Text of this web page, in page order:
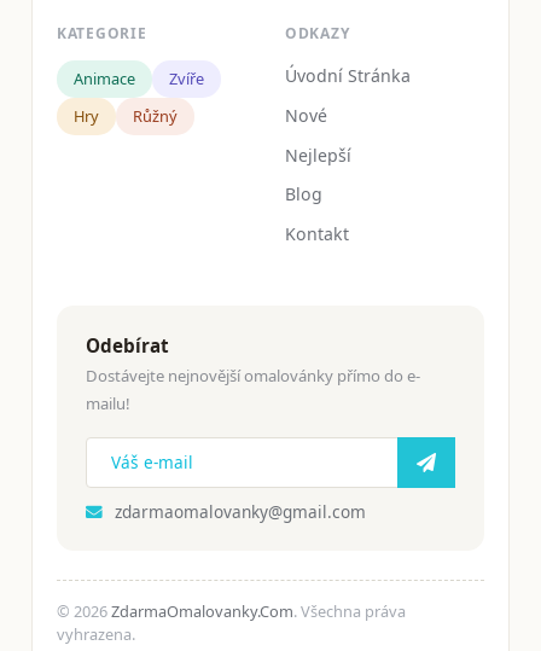
KATEGORIE
Animace
Zvíře
Hry
Růžný
ODKAZY
Úvodní Stránka
Nové
Nejlepší
Blog
Kontakt
Odebírat
Dostávejte nejnovější omalovánky přímo do e-
mailu!
zdarmaomalovanky@gmail.com
© 2026ZdarmaOmalovanky.Com. Všechna práva
vyhrazena.